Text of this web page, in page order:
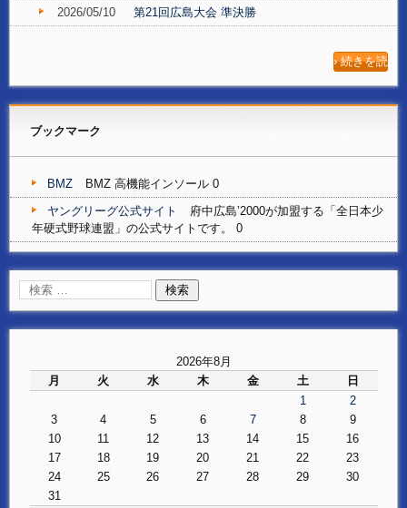
2026/05/10
第21回広島大会 準決勝
› 続きを読
ブックマーク
BMZ
BMZ 高機能インソール 0
ヤングリーグ公式サイト
府中広島’2000が加盟する「全日本少
年硬式野球連盟」の公式サイトです。 0
2026年8月
月
火 水 木 金 土 日
1
2
3
4 5 6 7 8
9
10
11 12 13 14 15
16
17
18 19 20 21 22
23
24
25 26 27 28 29
30
31